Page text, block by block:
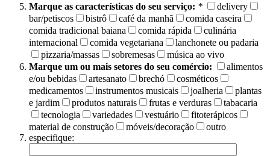
Marque as características do seu serviço: *
delivery
bar/petiscos
bistrô café da manhã
comida caseira
comida tradicional baiana
comida rápida
culinária
internacional
comida vegetariana
lanchonete ou padaria
pizzaria/massas
sobremesas
música ao vivo
Marque um ou mais setores do seu comércio:
alimentos
e/ou bebidas
artesanato brechó
cosméticos
medicamentos
instrumentos musicais joalheria
plantas
e jardim
produtos naturais frutas e verduras
tabacaria
tecnologia
variedades vestuário
fitoterápicos
material de construção
móveis/decoração
outro
especifique: